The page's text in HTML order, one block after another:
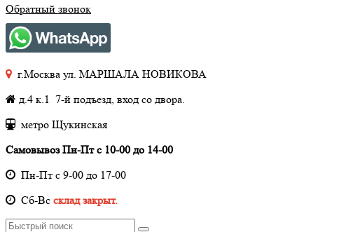
Обратный звонок
г.Москва ул. МАРШАЛА НОВИКОВА
д.4 к.1 7-й подъезд, вход со двора.
метро Щукинская
Самовывоз Пн-Пт с 10-00 до 14-00
Пн-Пт с 9-00 до 17-00
Cб-Вс склад закрыт.